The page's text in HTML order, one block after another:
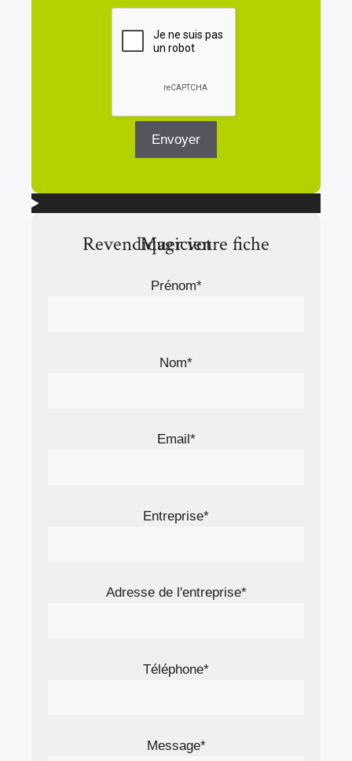
Revendiquer votre fiche Magicien
Prénom*
Nom*
Email*
Entreprise*
Adresse de l'entreprise*
Téléphone*
Message*